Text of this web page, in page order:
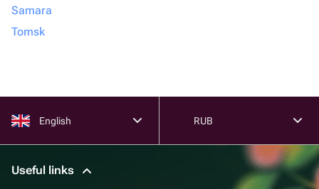
Samara
Tomsk
English RUB
Useful links